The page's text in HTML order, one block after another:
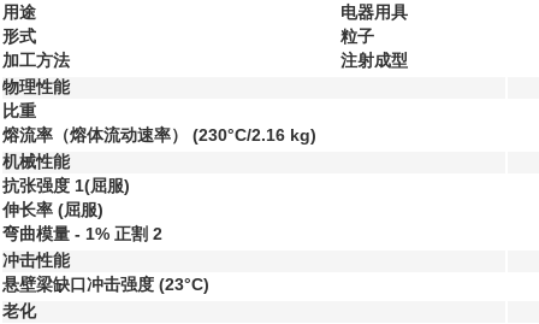
用途
电器用具
形式
粒子
加工方法
注射成型
物理性能
比重
熔流率（熔体流动速率） (230°C/2.16 kg)
机械性能
抗张强度 1(屈服)
伸长率 (屈服)
弯曲模量 - 1% 正割 2
冲击性能
悬壁梁缺口冲击强度 (23°C)
老化